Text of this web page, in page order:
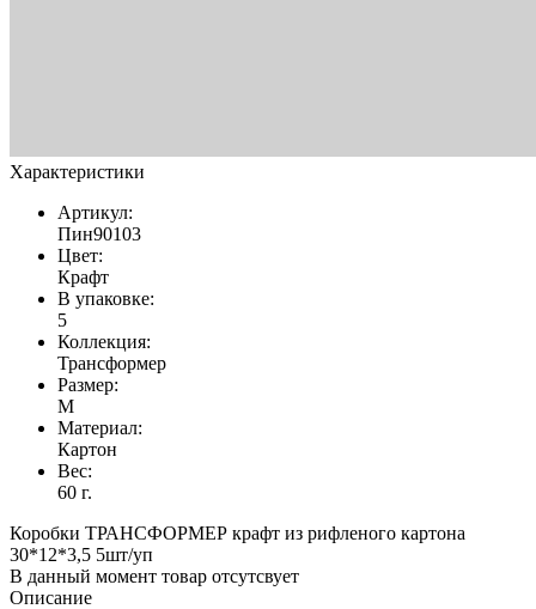
Характеристики
Артикул:
Пин90103
Цвет:
Крафт
В упаковке:
5
Коллекция:
Трансформер
Размер:
M
Материал:
Картон
Вес:
60 г.
Коробки ТРАНСФОРМЕР крафт из рифленого картона
30*12*3,5 5шт/уп
В данный момент товар отсутсвует
Описание